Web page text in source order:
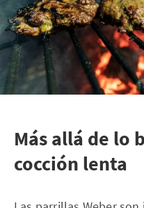
Más allá de lo
cocción lenta